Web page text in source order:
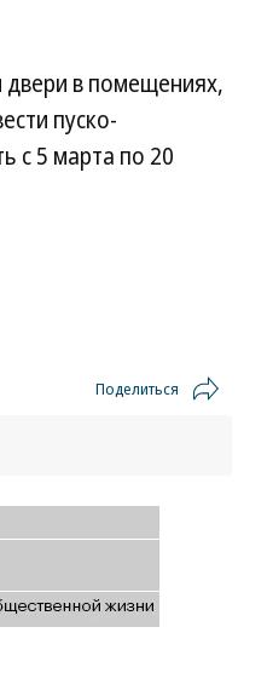
двери в помещениях,
пуско-
с 5 марта по 20
Поделиться